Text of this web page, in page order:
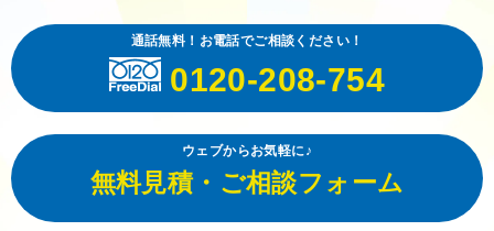
通話無料！お電話でご相談ください！
0120-208-754
ウェブからお気軽に♪
無料見積・ご相談フォーム